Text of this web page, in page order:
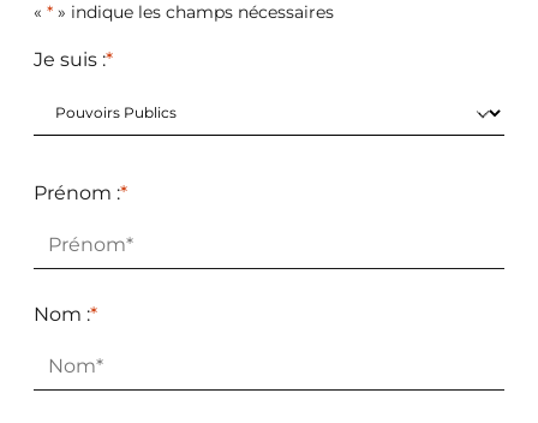
« * » indique les champs nécessaires
Je suis :*
Prénom :*
Nom :*